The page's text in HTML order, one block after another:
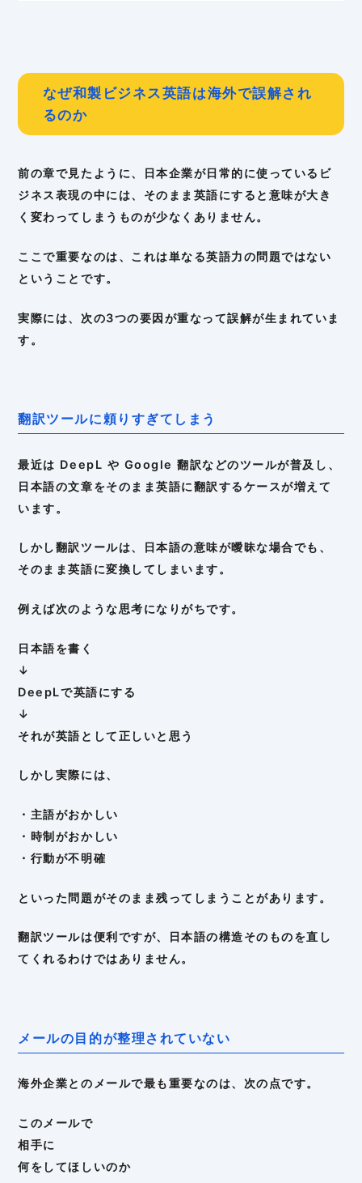
なぜ和製ビジネス英語は海外で誤解され
るのか
前の章で見たように、日本企業が日常的に使っているビ
ジネス表現の中には、そのまま英語にすると意味が大き
く変わってしまうものが少なくありません。
ここで重要なのは、これは単なる英語力の問題ではない
ということです。
実際には、次の3つの要因が重なって誤解が生まれていま
す。
翻訳ツールに頼りすぎてしまう
最近は DeepL や Google 翻訳などのツールが普及し、
日本語の文章をそのまま英語に翻訳するケースが増えて
います。
しかし翻訳ツールは、日本語の意味が曖昧な場合でも、
そのまま英語に変換してしまいます。
例えば次のような思考になりがちです。
日本語を書く
↓
DeepLで英語にする
↓
それが英語として正しいと思う
しかし実際には、
・主語がおかしい
・時制がおかしい
・行動が不明確
といった問題がそのまま残ってしまうことがあります。
翻訳ツールは便利ですが、日本語の構造そのものを直し
てくれるわけではありません。
メールの目的が整理されていない
海外企業とのメールで最も重要なのは、次の点です。
このメールで
相手に
何をしてほしいのか